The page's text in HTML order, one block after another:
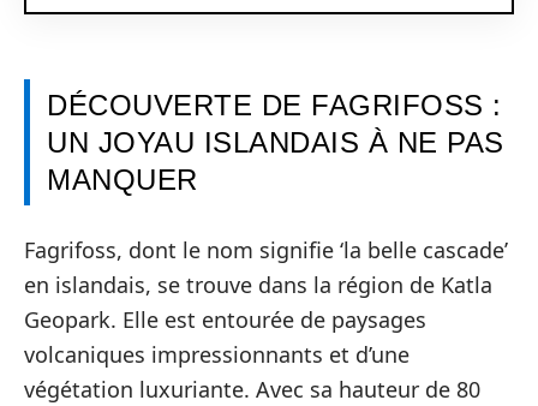
DÉCOUVERTE DE FAGRIFOSS :
UN JOYAU ISLANDAIS À NE PAS
MANQUER
Fagrifoss, dont le nom signifie ‘la belle cascade’
en islandais, se trouve dans la région de Katla
Geopark. Elle est entourée de paysages
volcaniques impressionnants et d’une
végétation luxuriante. Avec sa hauteur de 80